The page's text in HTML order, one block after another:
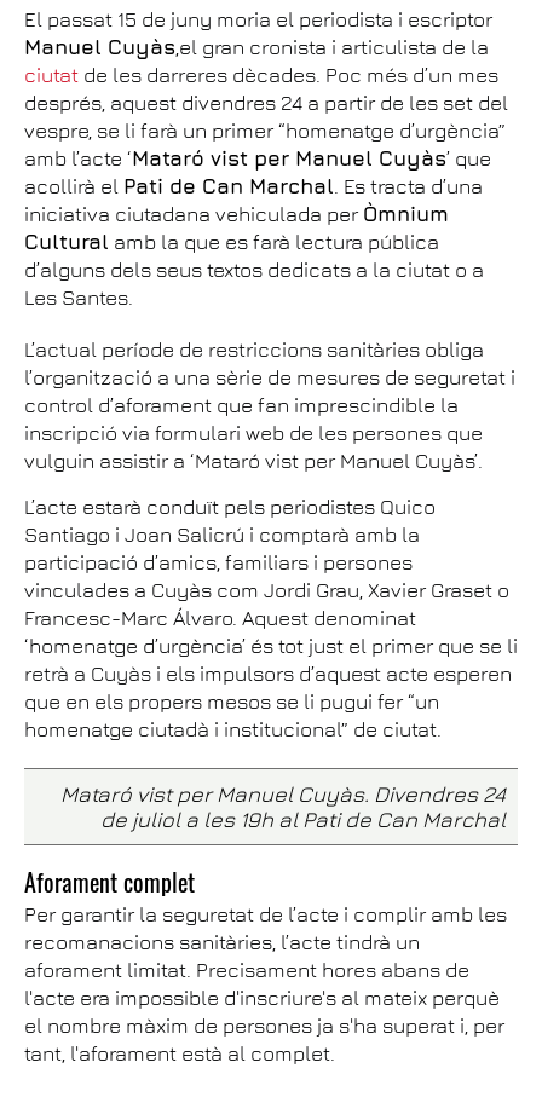
El passat 15 de juny moria el periodista i escriptor
Manuel Cuyàs,el gran cronista i articulista de la
ciutat de les darreres dècades. Poc més d’un mes
després, aquest divendres 24 a partir de les set del
vespre, se li farà un primer “homenatge d’urgència”
amb l’acte ‘Mataró vist per Manuel Cuyàs’ que
acollirà el Pati de Can Marchal. Es tracta d’una
iniciativa ciutadana vehiculada per Òmnium
Cultural amb la que es farà lectura pública
d’alguns dels seus textos dedicats a la ciutat o a
Les Santes.
L’actual període de restriccions sanitàries obliga
l’organització a una sèrie de mesures de seguretat i
control d’aforament que fan imprescindible la
inscripció via formulari web de les persones que
vulguin assistir a ‘Mataró vist per Manuel Cuyàs’.
L’acte estarà conduït pels periodistes Quico
Santiago i Joan Salicrú i comptarà amb la
participació d’amics, familiars i persones
vinculades a Cuyàs com Jordi Grau, Xavier Graset o
Francesc-Marc Álvaro. Aquest denominat
‘homenatge d’urgència’ és tot just el primer que se li
retrà a Cuyàs i els impulsors d’aquest acte esperen
que en els propers mesos se li pugui fer “un
homenatge ciutadà i institucional” de ciutat.
Mataró vist per Manuel Cuyàs. Divendres 24
de juliol a les 19h al Pati de Can Marchal
Aforament complet
Per garantir la seguretat de l’acte i complir amb les
recomanacions sanitàries, l’acte tindrà un
aforament limitat. Precisament hores abans de
l'acte era impossible d'inscriure's al mateix perquè
el nombre màxim de persones ja s'ha superat i, per
tant, l'aforament està al complet.